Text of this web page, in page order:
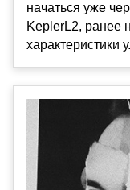
начаться уже
KeplerL2, ранее
характеристики